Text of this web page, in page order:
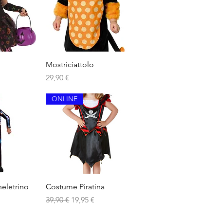
Vista rapida
Mostriciattolo
Prezzo
29,90 €
Vista rapida
ONLINE
Costume Piratina
Prezzo regolare
39,90 € Prezzo scontato
19,95 €